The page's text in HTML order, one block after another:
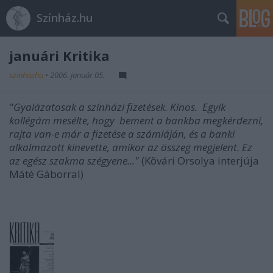
Színház.hu
januári Kritika
szinhazhu • 2006. január 05.
"Gyalázatosak a színházi fizetések. Kínos. Egyik
kollégám mesélte, hogy bement a bankba megkérdezni,
rajta van-e már a fizetése a számláján, és a banki
alkalmazott kinevette, amikor az összeg megjelent. Ez
az egész szakma szégyene..." (Kõvári Orsolya interjúja
Máté Gáborral)